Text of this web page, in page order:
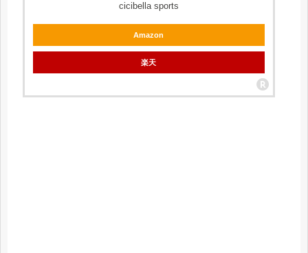
cicibella sports
Amazon
楽天